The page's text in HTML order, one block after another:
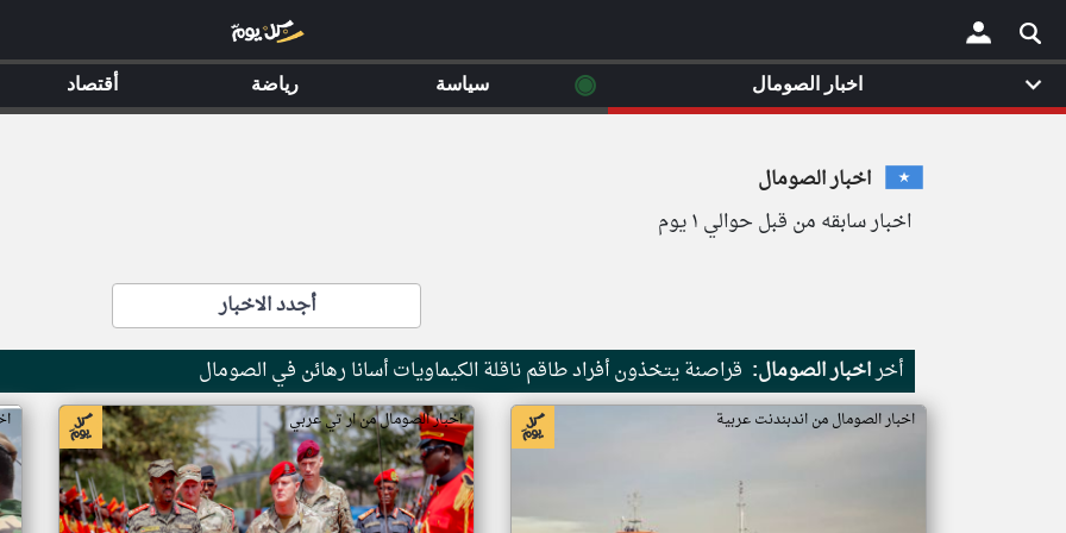
×
اخبار الصومال
اخبار سابقه من قبل حوالي ١ يوم
أجدد الاخبار
أخراخبار الصومال: قراصنة يتخذون أفراد طاقم ناقلة الكيماويات أسانا رهائن في الصومال
اخبار الصومال من اندبندنت عربية اخبار الصومال من ار تي عربي
اخبار الصومال ◉ سياسة رياضة أقتصاد